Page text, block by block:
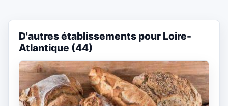
D'autres établissements pour Loire-
Atlantique (44)